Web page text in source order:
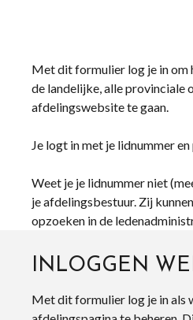
Met dit formulier log je in om
de landelijke, alle provinciale
afdelingswebsite te gaan.
Je logt in met je lidnummer
Weet je je lidnummer niet
je afdelingsbestuur. Zij
opzoeken in de
INLOGGEN
Met dit formulier log je in als